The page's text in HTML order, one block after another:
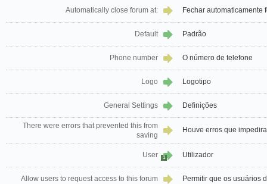
Automatically close forum at: Fechar automaticamente
Default Padrão
Phone number O número de telefone
Logo Logotipo
General Settings Definições
There were errors that prevented this from
saving
Houve erros que
User 1 Utilizador
Allow users to request access to this forum Permitir que os usuários